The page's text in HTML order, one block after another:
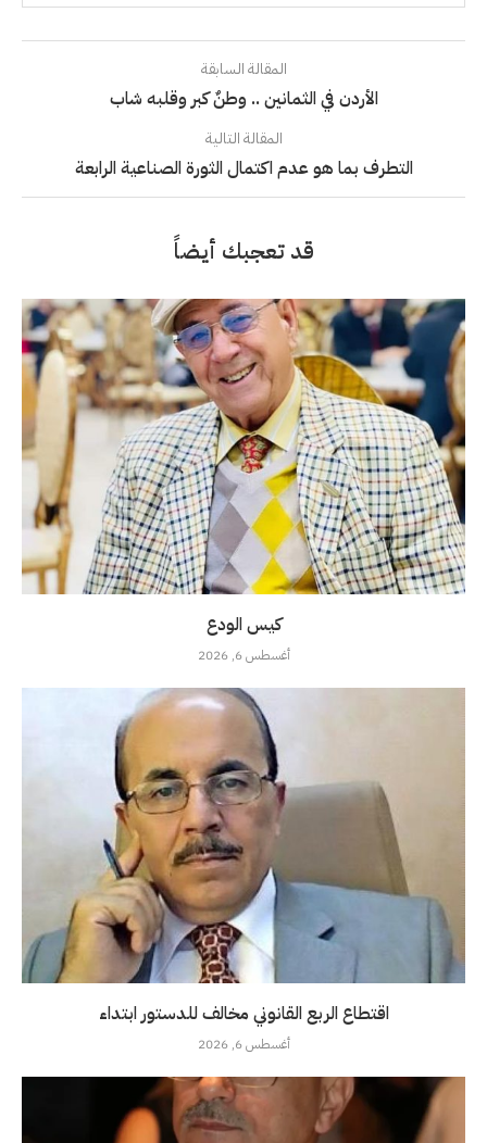
المقالة السابقة
الأردن في الثمانين .. وطنٌ كبر وقلبه شاب
المقالة التالية
التطرف بما هو عدم اكتمال الثورة الصناعية الرابعة
قد تعجبك أيضاً
كيس الودع
أغسطس 6, 2026
اقتطاع الربع القانوني مخالف للدستور ابتداء
أغسطس 6, 2026